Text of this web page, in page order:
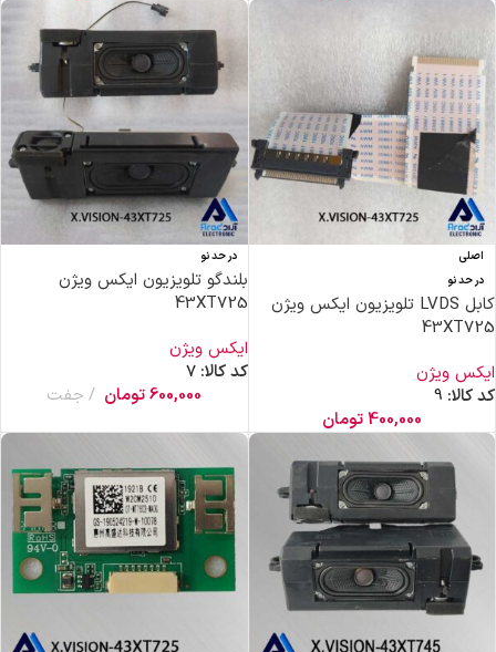
اصلی
در حد نو
کابل LVDS تلویزیون ایکس ویژن
43XT725
ایکس ویژن
کد کالا: 9
400,000تومان
در حد نو
بلندگو تلویزیون ایکس ویژن
43XT725
ایکس ویژن
کد کالا:7
600,000تومان جفت